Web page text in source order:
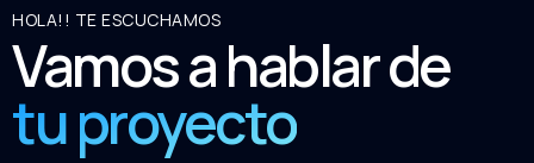
HOLA!! TE ESCUCHAMOS
Vamos a hablar de
tu proyecto